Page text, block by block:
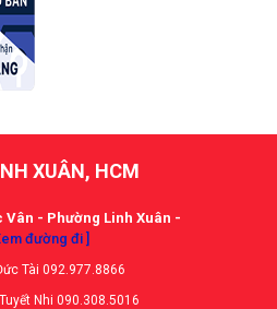
XUÂN, HCM
Vân - Phường Linh Xuân -
đường đi ]
Tài 092.977.8866
Nhi 090.308.5016